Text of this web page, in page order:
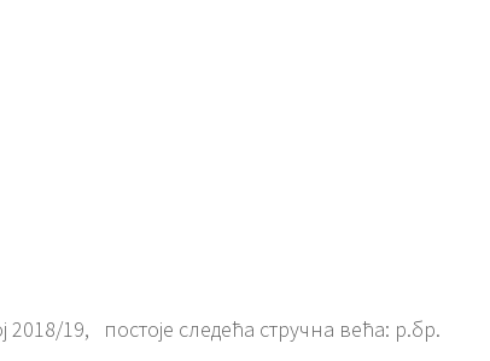
19, постоје следећа стручна већа: р.бр.